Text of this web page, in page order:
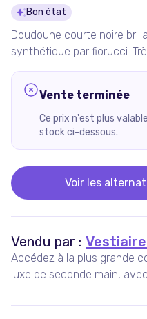
Détails du
Bon état
Doudoune courte noire
synthétique par fiorucci.
Vente terminée
Ce prix n'est plus
stock ci-dessous.
Voir les
Vendu par :
Accédez à la plus grande
luxe de seconde main,
nouveaux articles ajoutés